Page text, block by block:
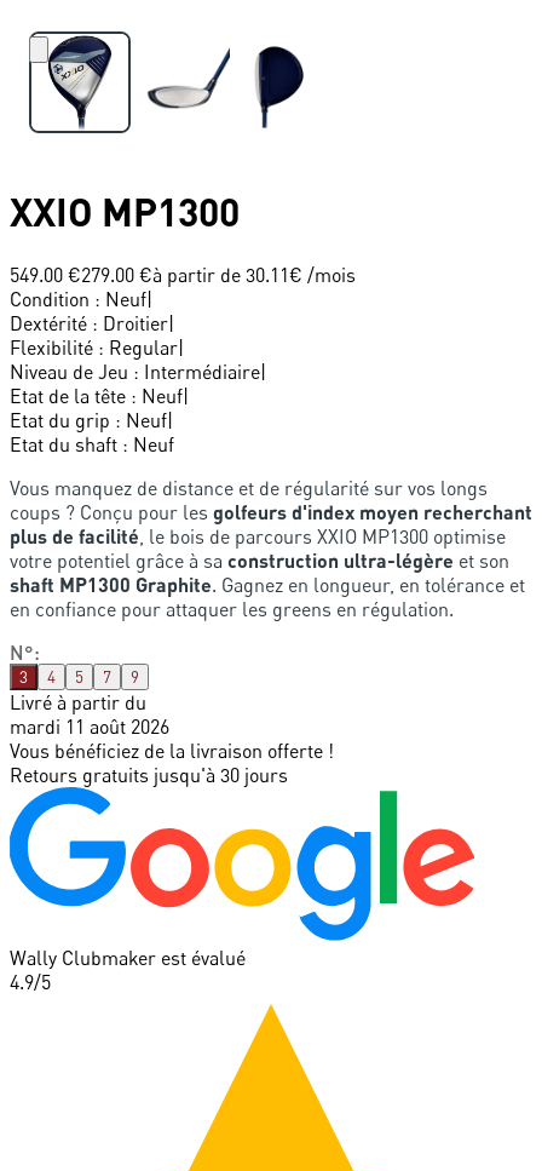
XXIO MP1300
549.00 €279.00 €à partir de 30.11€ /mois
Condition : Neuf|
Dextérité : Droitier|
Flexibilité : Regular|
Niveau de Jeu : Intermédiaire|
Etat de la tête : Neuf|
Etat du grip : Neuf|
Etat du shaft : Neuf
Vous manquez de distance et de régularité sur vos longs
coups ? Conçu pour les golfeurs d'index moyen recherchant
plus de facilité , le bois de parcours XXIO MP1300 optimise
votre potentiel grâce à sa construction ultra-légère et son
shaft MP1300 Graphite. Gagnez en longueur, en tolérance et
en confiance pour attaquer les greens en régulation.
N°:
3 4 5 7 9
Livré à partir du
mardi 11 août 2026
Vous bénéficiez de la livraison offerte !
Retours gratuits jusqu'à 30 jours
Wally Clubmaker est évalué
4.9/5